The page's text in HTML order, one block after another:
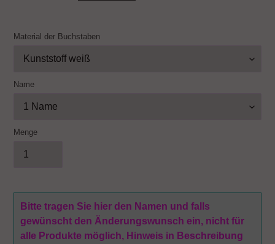
Material der Buchstaben
Name
Menge
Bitte tragen Sie hier den Namen und falls
gewünscht den Änderungswunsch ein, nicht für
alle Produkte möglich, Hinweis in Beschreibung